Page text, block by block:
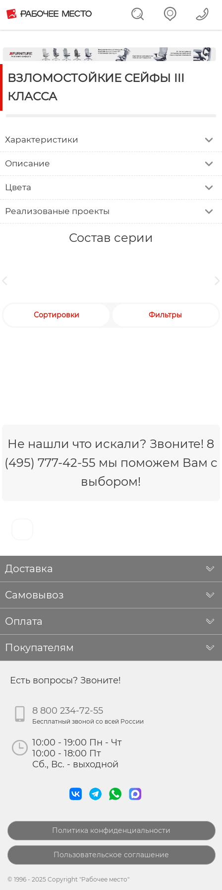
ВЗЛОМОСТОЙКИЕ СЕЙФЫ III
КЛАССА
Характеристики
Описание
Цвета
Реализованые проекты
Состав серии
Сортировки Фильтры
Не нашли что искали? Звоните! 8
(495) 777-42-55 мы поможем Вам с
выбором!
Доставка
Самовывоз
Оплата
Покупателям
Есть вопросы? Звоните!
8 800 234-72-55
Бесплатный звоной со всей России
10:00 - 19:00 Пн - Чт
10:00 - 18:00 Пт
Сб., Вс. - выходной
Политика конфиденциальности
Пользовательское соглашение
© 1996 - 2025 Copyright "Рабочее место"